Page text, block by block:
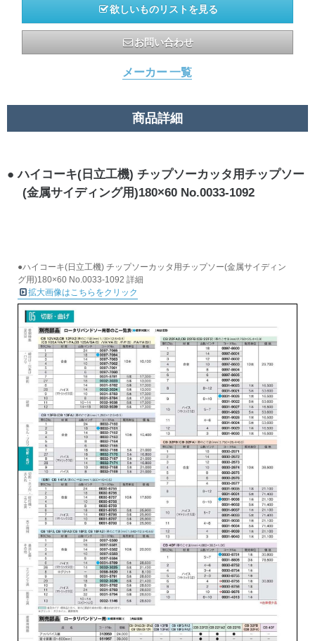
欲しいものリストを見る
お問い合わせ
メーカー 一覧
商品詳細
ハイコーキ(日立工機) チップソーカッタ用チップソー
(金属サイディング用)180×60 No.0033-1092
●ハイコーキ(日立工機) チップソーカッタ用チップソー(金属サイディン
グ用)180×60 No.0033-1092 詳細
拡大画像はこちらをクリック